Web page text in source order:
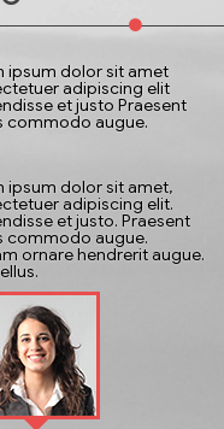
ipsum dolor sit amet
adipiscing elit
et justo Praesent
commodo augue.
ipsum dolor sit amet,
adipiscing elit.
et justo. Praesent
commodo augue.
ornare hendrerit augue.